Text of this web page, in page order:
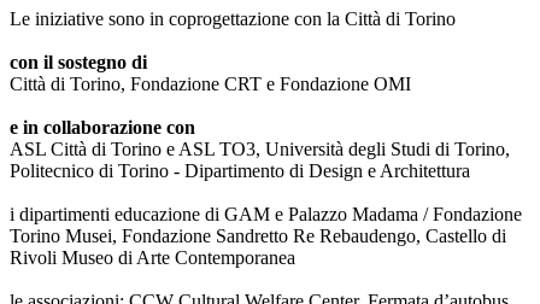
Le iniziative sono in coprogettazione con la Città di Torino
con il sostegno di
Città di Torino, Fondazione CRT e Fondazione OMI
e in collaborazione con
ASL Città di Torino e ASL TO3, Università degli Studi di Torino,
Politecnico di Torino - Dipartimento di Design e Architettura
i dipartimenti educazione di GAM e Palazzo Madama / Fondazione
Torino Musei, Fondazione Sandretto Re Rebaudengo, Castello di
Rivoli Museo di Arte Contemporanea